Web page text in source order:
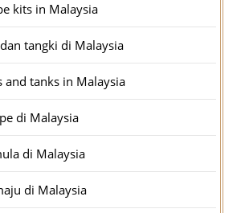
kits in Malaysia
tangki di Malaysia
and tanks in Malaysia
di Malaysia
di Malaysia
di Malaysia